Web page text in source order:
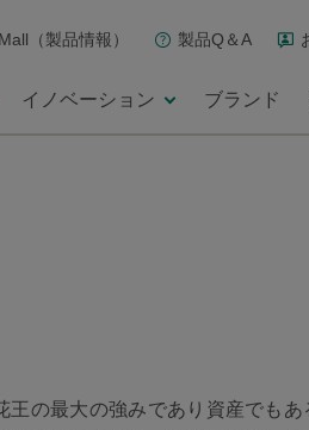
（製品情報） 製品Q＆A
イノベーション ブランド
王の最大の強みであり資産でも